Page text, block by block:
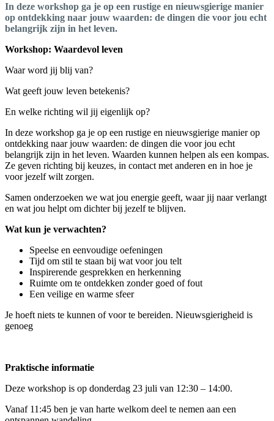
In deze workshop ga je op een rustige en nieuwsgierige manier
op ontdekking naar jouw waarden: de dingen die voor jou echt
belangrijk zijn in het leven.
Workshop: Waardevol leven
Waar word jij blij van?
Wat geeft jouw leven betekenis?
En welke richting wil jij eigenlijk op?
In deze workshop ga je op een rustige en nieuwsgierige manier op
ontdekking naar jouw waarden: de dingen die voor jou echt
belangrijk zijn in het leven. Waarden kunnen helpen als een kompas.
Ze geven richting bij keuzes, in contact met anderen en in hoe je
voor jezelf wilt zorgen.
Samen onderzoeken we wat jou energie geeft, waar jij naar verlangt
en wat jou helpt om dichter bij jezelf te blijven.
Wat kun je verwachten?
Speelse en eenvoudige oefeningen
Tijd om stil te staan bij wat voor jou telt
Inspirerende gesprekken en herkenning
Ruimte om te ontdekken zonder goed of fout
Een veilige en warme sfeer
Je hoeft niets te kunnen of voor te bereiden. Nieuwsgierigheid is
genoeg
Praktische informatie
Deze workshop is op donderdag 23 juli van 12:30 – 14:00.
Vanaf 11:45 ben je van harte welkom deel te nemen aan een